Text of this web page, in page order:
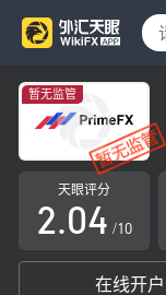
暂无监管
天眼评分
0
1
2
3
.0
1
0
1
2
3
4
5
/10
在线开户